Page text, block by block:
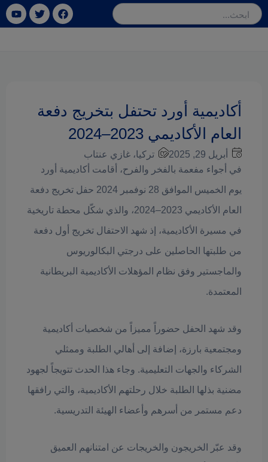
تخطي
إلى
Facebook
Twitter
أكاديمية أورد تحتفل بتخريج دفعة
العام الأكاديمي 2023–2024
أبريل 29, 2025
تركيا، غازي عنتاب
في أجواء مفعمة بالفخر والفرح، أقامت أكاديمية أورد
يوم الخميس الموافق 28 نوفمبر 2024 حفل تخريج دفعة
العام الأكاديمي 2023–2024، والذي شكّل محطة تاريخية
في مسيرة الأكاديمية، إذ شهد الاحتفال تخريج أول دفعة
من طلبتها الحاصلين على درجتي البكالوريوس
والماجستير وفق نظام المؤهلات الأكاديمية البريطانية
المعتمدة.
وقد شهد الحفل حضوراً مميزاً من شخصيات أكاديمية
ومجتمعية بارزة، إضافة إلى أهالي الطلبة وممثلي
الشركاء والجهات التعليمية. وجاء هذا الحدث تتويجاً لجهود
مضنية بذلها الطلبة خلال رحلتهم الأكاديمية، والتي رافقها
دعم مستمر من أسرهم وأعضاء الهيئة التدريسية.
وقد عبّر الخريجون والخريجات عن امتنانهم العميق